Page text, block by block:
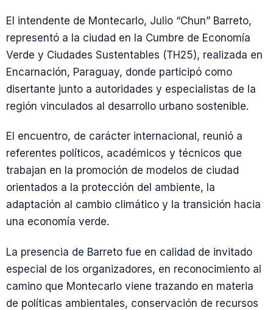
El intendente de Montecarlo, Julio “Chun” Barreto,
representó a la ciudad en la Cumbre de Economía
Verde y Ciudades Sustentables (TH25), realizada en
Encarnación, Paraguay, donde participó como
disertante junto a autoridades y especialistas de la
región vinculados al desarrollo urbano sostenible.
El encuentro, de carácter internacional, reunió a
referentes políticos, académicos y técnicos que
trabajan en la promoción de modelos de ciudad
orientados a la protección del ambiente, la
adaptación al cambio climático y la transición hacia
una economía verde.
La presencia de Barreto fue en calidad de invitado
especial de los organizadores, en reconocimiento al
camino que Montecarlo viene trazando en materia
de políticas ambientales, conservación de recursos